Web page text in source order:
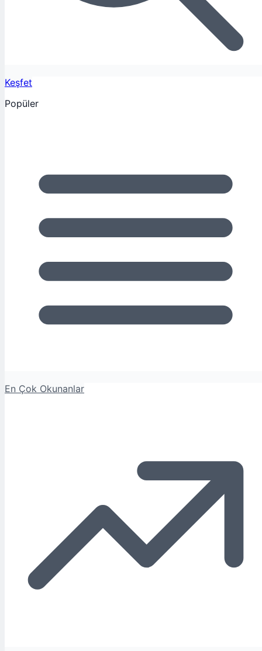
Keşfet
Popüler
En Çok Okunanlar